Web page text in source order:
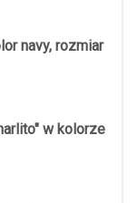
navy, rozmiar
w kolorze